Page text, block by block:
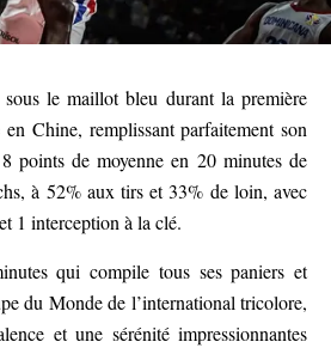
le maillot bleu durant la première
Chine, remplissant parfaitement son
points de moyenne en 20 minutes de
à 52% aux tirs et 33% de loin, avec
1 interception à la clé.
qui compile tous ses paniers et
du Monde de l’international tricolore,
et une sérénité impressionnantes